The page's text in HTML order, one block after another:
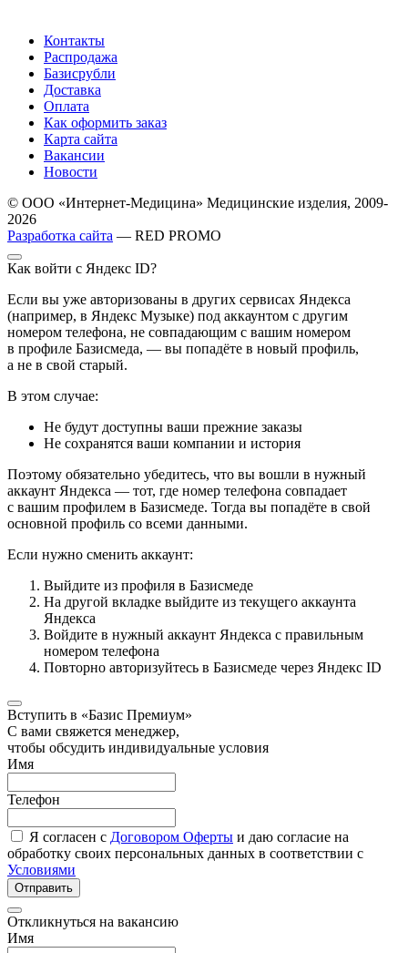
Контакты
Распродажа
Базисрубли
Доставка
Оплата
Как оформить заказ
Карта сайта
Вакансии
Новости
© ООО «Интернет-Медицина» Медицинские изделия, 2009-
2026
Разработка сайта — RED PROMO
Как войти с Яндекс ID?
Если вы уже авторизованы в других сервисах Яндекса
(например, в Яндекс Музыке) под аккаунтом с другим
номером телефона, не совпадающим с вашим номером
в профиле Базисмеда, — вы попадёте в новый профиль,
а не в свой старый.
В этом случае:
Не будут доступны ваши прежние заказы
Не сохранятся ваши компании и история
Поэтому обязательно убедитесь, что вы вошли в нужный
аккаунт Яндекса — тот, где номер телефона совпадает
с вашим профилем в Базисмеде. Тогда вы попадёте в свой
основной профиль со всеми данными.
Если нужно сменить аккаунт:
Выйдите из профиля в Базисмеде
На другой вкладке выйдите из текущего аккаунта
Яндекса
Войдите в нужный аккаунт Яндекса с правильным
номером телефона
Повторно авторизуйтесь в Базисмеде через Яндекс ID
Вступить в «Базис Премиум»
С вами свяжется менеджер,
чтобы обсудить индивидуальные условия
Имя
Телефон
Я согласен с Договором Оферты и даю согласие на
обработку своих персональных данных в соответствии с
Условиями
Отправить
Откликнуться на вакансию
Имя